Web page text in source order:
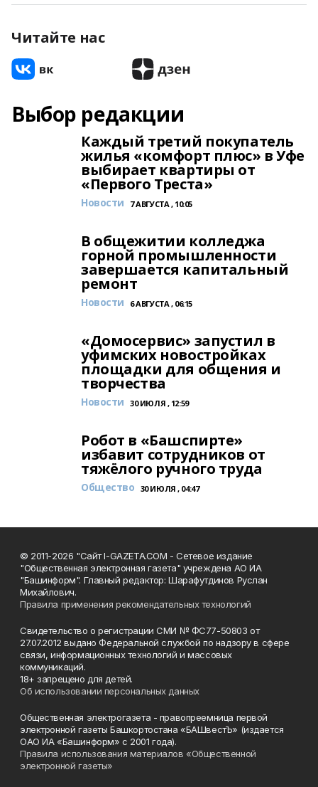
Читайте нас
Выбор редакции
Каждый третий покупатель
жилья «комфорт плюс» в Уфе
выбирает квартиры от
«Первого Треста»
Новости 7 АВГУСТА , 10:05
В общежитии колледжа
горной промышленности
завершается капитальный
ремонт
Новости 6 АВГУСТА , 06:15
«Домосервис» запустил в
уфимских новостройках
площадки для общения и
творчества
Новости 30 ИЮЛЯ , 12:59
Робот в «Башспирте»
избавит сотрудников от
тяжёлого ручного труда
Общество 30 ИЮЛЯ , 04:47
© 2011-2026 "Сайт I-GAZETA.COM - Сетевое издание
"Общественная электронная газета" учреждена АО ИА
"Башинформ". Главный редактор: Шарафутдинов Руслан
Михайлович.
Правила применения рекомендательных технологий
Свидетельство о регистрации СМИ № ФС77-50803 от
27.07.2012 выдано Федеральной службой по надзору в сфере
связи, информационных технологий и массовых
коммуникаций.
18+ запрещено для детей.
Об использовании персональных данных
Общественная электрогазета - правопреемница первой
электронной газеты Башкортостана «БАШвестЪ» (издается
ОАО ИА «Башинформ» с 2001 года).
Правила использования материалов «Общественной
электронной газеты»